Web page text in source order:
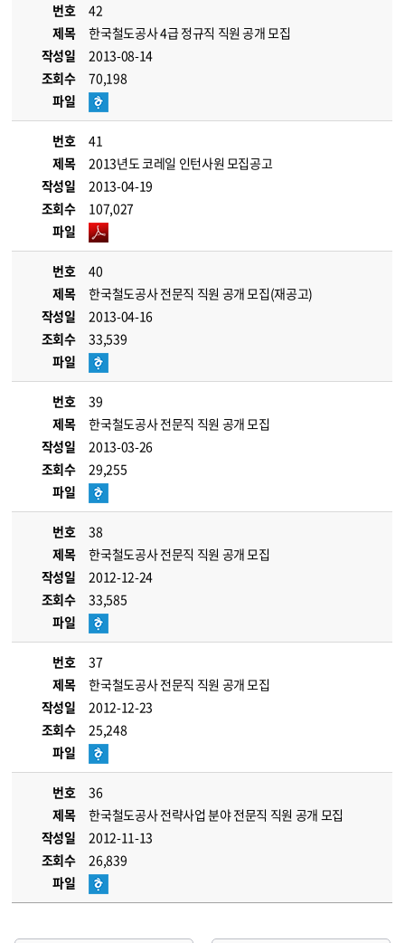
번호
42
제목
한국철도공사 4급 정규직 직원 공개 모집
작성일
2013-08-14
조회수
70,198
파일
번호
41
제목
2013년도 코레일 인턴사원 모집공고
작성일
2013-04-19
조회수
107,027
파일
번호
40
제목
한국철도공사 전문직 직원 공개 모집(재공고)
작성일
2013-04-16
조회수
33,539
파일
번호
39
제목
한국철도공사 전문직 직원 공개 모집
작성일
2013-03-26
조회수
29,255
파일
번호
38
제목
한국철도공사 전문직 직원 공개 모집
작성일
2012-12-24
조회수
33,585
파일
번호
37
제목
한국철도공사 전문직 직원 공개 모집
작성일
2012-12-23
조회수
25,248
파일
번호
36
제목
한국철도공사 전략사업 분야 전문직 직원 공개 모집
작성일
2012-11-13
조회수
26,839
파일